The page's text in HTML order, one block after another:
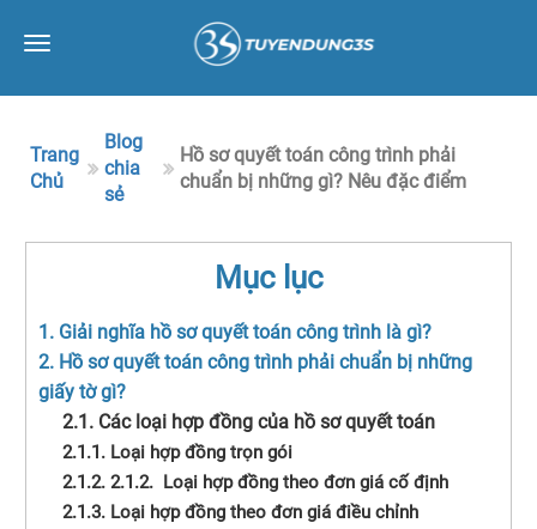
Toggle
Trang
Chủ
Blog
chia
sẻ
Hồ sơ quyết toán công trình phải
chuẩn bị những gì? Nêu đặc điểm
Mục lục
1. Giải nghĩa hồ sơ quyết toán công trình là gì?
2. Hồ sơ quyết toán công trình phải chuẩn bị những
giấy tờ gì?
2.1. Các loại hợp đồng của hồ sơ quyết toán
2.1.1. Loại hợp đồng trọn gói
2.1.2. 2.1.2. Loại hợp đồng theo đơn giá cố định
2.1.3. Loại hợp đồng theo đơn giá điều chỉnh